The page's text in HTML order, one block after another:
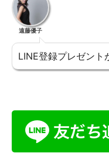
遠藤優子
LINE登録プレゼント